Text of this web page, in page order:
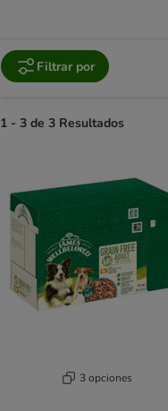
Filtrar por
1 - 3 de 3 Resultados
3 opciones